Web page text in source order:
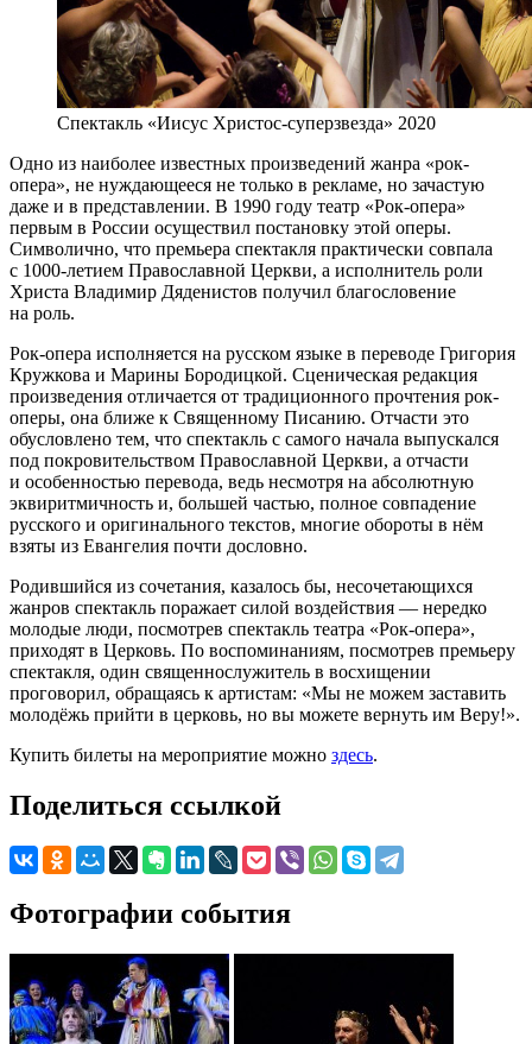
Спектакль «Иисус Христос-суперзвезда» 2020
Одно из наиболее известных произведений жанра «рок-
опера», не нуждающееся не только в рекламе, но зачастую
даже и в представлении. В 1990 году театр «Рок-опера»
первым в России осуществил постановку этой оперы.
Символично, что премьера спектакля практически совпала
с 1000-летием Православной Церкви, а исполнитель роли
Христа Владимир Дяденистов получил благословение
на роль.
Рок-опера исполняется на русском языке в переводе Григория
Кружкова и Марины Бородицкой. Сценическая редакция
произведения отличается от традиционного прочтения рок-
оперы, она ближе к Священному Писанию. Отчасти это
обусловлено тем, что спектакль с самого начала выпускался
под покровительством Православной Церкви, а отчасти
и особенностью перевода, ведь несмотря на абсолютную
эквиритмичность и, большей частью, полное совпадение
русского и оригинального текстов, многие обороты в нём
взяты из Евангелия почти дословно.
Родившийся из сочетания, казалось бы, несочетающихся
жанров спектакль поражает силой воздействия — нередко
молодые люди, посмотрев спектакль театра «Рок-опера»,
приходят в Церковь. По воспоминаниям, посмотрев премьеру
спектакля, один священнослужитель в восхищении
проговорил, обращаясь к артистам: «Мы не можем заставить
молодёжь прийти в церковь, но вы можете вернуть им Веру!».
Купить билеты на мероприятие можно здесь.
Поделиться ссылкой
Фотографии события